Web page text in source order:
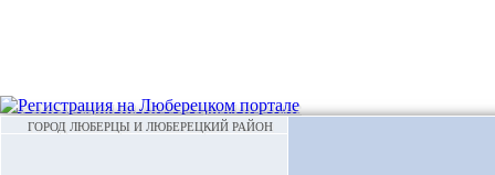
ГОРОД ЛЮБЕРЦЫ И ЛЮБЕРЕЦКИЙ РАЙОН